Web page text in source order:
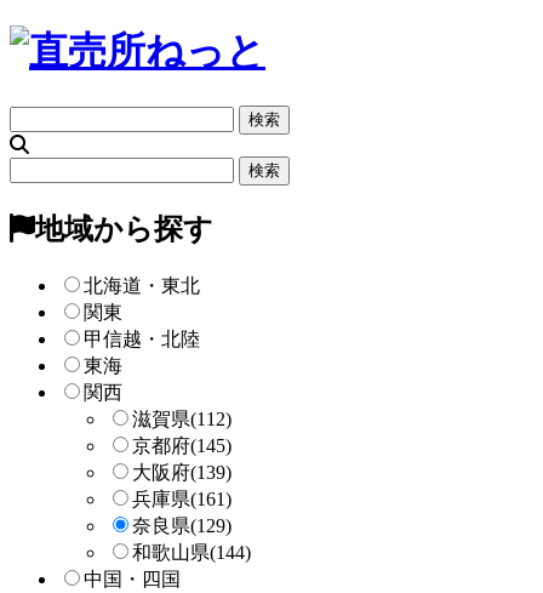
リ
索
ー
検
地域から探す
北海道・東北
関東
甲信越・北陸
東海
関西
滋賀県(112)
京都府(145)
大阪府(139)
兵庫県(161)
奈良県(129)
和歌山県(144)
中国・四国